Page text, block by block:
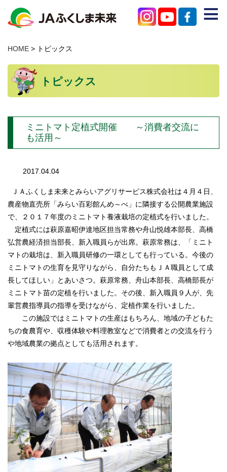
≡
JAのご紹介
農産物を買う
みらいろチャンネル
特産物を知る
店舗を探す
お問い合わせ
個人情報保護方針
サイトマップ
リンク集
視察受け入れのご案内
ＳＮＳ運営要領
HOME > トピックス
トピックス
ミニトマト定植式開催 ～消費者交流に
も活用～
2017.04.04
ＪＡふくしま未来とみらいアグリサービス株式会社は４月４日、
農産物直売所「みらい百彩館んめ～べ」に隣接する公開農業施設
で、２０１７年度のミニトマト養液栽培の定植式を行いました。
定植式には萩原嘉昭伊達地区担当常務や舟山悦雄本部長、高橋
弘営農経済担当部長、新入職員らが出席。萩原常務は、「ミニト
マトの栽培は、新入職員研修の一環としても行っている。今後の
ミニトマトの生育を見守りながら、自分たちもＪＡ職員として成
長してほしい」とあいさつ。萩原常務、舟山本部長、高橋部長が
ミニトマト苗の定植を行いました。その後、新入職員９人が、先
輩営農指導員の指導を受けながら、定植作業を行いました。
この施設ではミニトマトの生産はもちろん、地域の子どもた
ちの食農育や、収穫体験や料理教室などで消費者との交流を行う
や地域農業の拠点としても活用されます。